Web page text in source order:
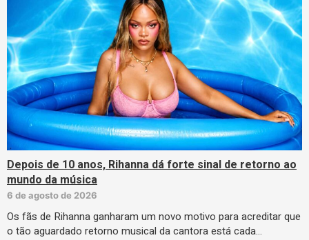
Depois de 10 anos, Rihanna dá forte sinal de retorno ao
mundo da música
6 de agosto de 2026
Os fãs de Rihanna ganharam um novo motivo para acreditar que
o tão aguardado retorno musical da cantora está cada…